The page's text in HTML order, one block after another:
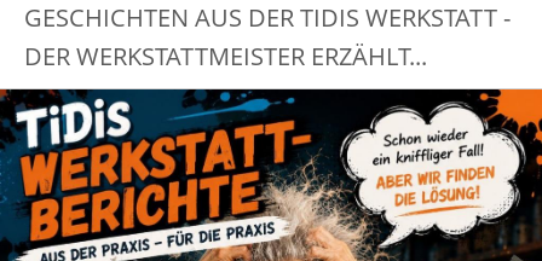
GESCHICHTEN AUS DER TIDIS WERKSTATT -
DER WERKSTATTMEISTER ERZÄHLT...